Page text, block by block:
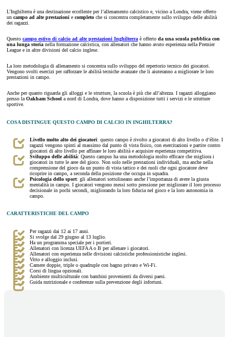
L’Inghilterra è una destinazione eccellente per l’allenamento calcistico e, vicino a Londra, viene offerto
un campo ad alte prestazioni e completo che si concentra completamente sullo sviluppo delle abilità
dei ragazzi.
Questo campo estivo di calcio ad alte prestazioni Inghilterra è offerto da una scuola pubblica con
una lunga storia nella formazione calcistica, con allenatori che hanno avuto esperienza nella Premier
League e in altre divisioni del calcio inglese.
La loro metodologia di allenamento si concentra sullo sviluppo del repertorio tecnico dei giocatori.
Vengono svolti esercizi per rafforzare le abilità tecniche avanzate che li aiuteranno a migliorare le loro
prestazioni in campo.
Anche per quanto riguarda gli alloggi e le strutture, la scuola è più che all’altezza. I ragazzi alloggiano
presso laOakham School a nord di Londra, dove hanno a disposizione tutti i servizi e le strutture
sportive.
COSA DISTINGUE QUESTO CAMPO DI CALCIO IN INGHILTERRA?
Livello molto alto dei giocatori: questo campo è rivolto a giocatori di alto livello o d’élite. I
ragazzi vengono spinti al massimo dal punto di vista fisico, con esercitazioni e partite contro
giocatori di alto livello per affinare le loro abilità e acquisire esperienza competitiva.
Sviluppo delle abilità: Questo campus ha una metodologia molto efficace che migliora i
giocatori in tutte le aree del gioco. Non solo nelle prestazioni individuali, ma anche nella
comprensione del gioco da un punto di vista tattico e dei ruoli che ogni giocatore deve
ricoprire in campo, a seconda della posizione che occupa in squadra.
Psicologia dello sport: gli allenatori sottolineano anche l’importanza di avere la giusta
mentalità in campo. I giocatori vengono messi sotto pressione per migliorare il loro processo
decisionale in pochi secondi, migliorando la loro fiducia nel gioco e la loro autonomia in
campo.
CARATTERISTICHE DEL CAMPO
Per ragazzi dai 12 ai 17 anni.
Si svolge dal 29 giugno al 13 luglio.
Ha un programma speciale per i portieri.
Allenatori con licenza UEFA A o B per allenare i giocatori.
Allenatori con esperienza nelle divisioni calcistiche professionistiche inglesi.
Vitto e alloggio inclusi.
Camere doppie, triple o quadruple con bagno privato e Wi-Fi.
Corsi di lingua opzionali.
Ambiente multiculturale con bambini provenienti da diversi paesi.
Guida nutrizionale e conferenze sulla prevenzione degli infortuni.